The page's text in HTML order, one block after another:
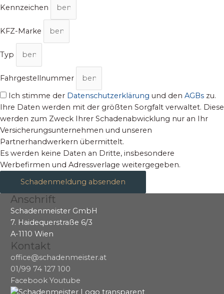
Kennzeichen
KFZ-Marke
Typ
Fahrgestellnummer
Ich stimme der Datenschutzerklärung und den AGBs zu.
Ihre Daten werden mit der größten Sorgfalt verwaltet. Diese
werden zum Zweck Ihrer Schadenabwicklung nur an Ihr
Versicherungsunternehmen und unseren
Partnerhandwerkern übermittelt.
Es werden keine Daten an Dritte, insbesondere
Werbefirmen und Adressverlage weitergegeben.
Schadenmeldung absenden
Anschrift
Schadenmeister GmbH
7. Haidequerstraße 6/3
A-1110 Wien
Kontakt
office@schadenmeister.at
01/99 74 127 100
Facebook Youtube